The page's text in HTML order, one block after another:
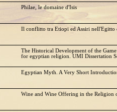
Philae, le domaine d'Isis
Il conflitto tra Etiopi ed Assiri nell'Egitto
The Historical Development of the
for egyptian religion. UMI Dissertation
Egyptian Myth. A Very Short
Wine and Wine Offering in the Religion